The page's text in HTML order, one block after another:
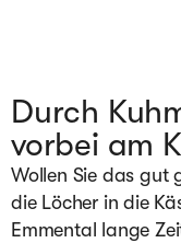
Durch
vorbei am
Wollen Sie das gut
die Löcher in die
Emmental lange